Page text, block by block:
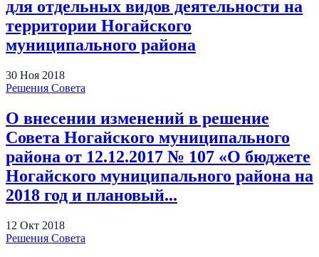
для отдельных видов деятельности на
территории Ногайского
муниципального района
30 Ноя 2018
Решения Совета
О внесении изменений в решение
Совета Ногайского муниципального
района от 12.12.2017 № 107 «О бюджете
Ногайского муниципального района на
2018 год и плановый...
12 Окт 2018
Решения Совета